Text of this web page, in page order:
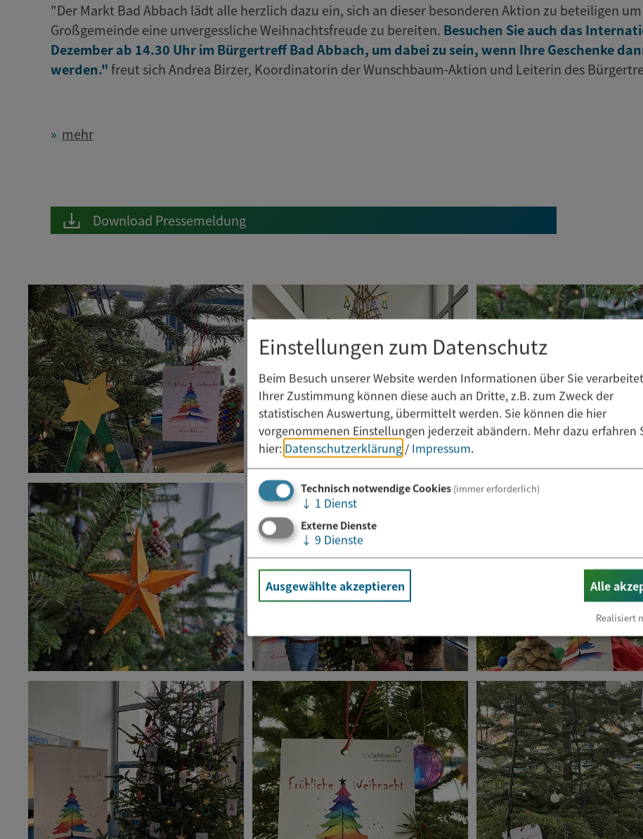
"Der Markt Bad Abbach lädt alle herzlich dazu ein, sich an dieser besonderen Aktion zu beteiligen
Großgemeinde eine unvergessliche Weihnachtsfreude zu bereiten. Besuchen Sie auch das
Dezember ab 14.30 Uhr im Bürgertreff Bad Abbach, um dabei zu sein, wenn Ihre Geschenke
werden."freut sich Andrea Birzer, Koordinatorin der Wunschbaum-Aktion und Leiterin des
mehr
Download Pressemeldung
Einstellungen zum Datenschutz
Beim Besuch unserer Website werden Informationen über Sie
Ihrer Zustimmung können diese auch an Dritte, z.B. zum Zweck der
statistischen Auswertung, übermittelt werden. Sie können die hier
vorgenommenen Einstellungen jederzeit abändern. Mehr dazu erfahren
hier: Datenschutzerklärung / Impressum.
Technisch notwendige Cookies (immer erforderlich)
↓ 1 Dienst
Externe Dienste
↓ 9 Dienste
Ausgewählte akzeptieren Alle
Realisiert